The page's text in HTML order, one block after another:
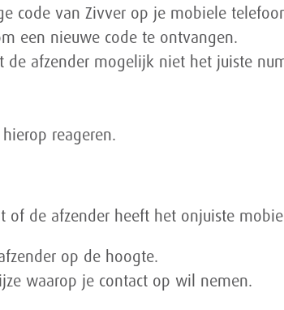
code van Zivver op je mobiele
een nieuwe code te ontvangen.
afzender mogelijk niet het juiste
reageren.
de afzender heeft het onjuiste
op de hoogte.
waarop je contact op wil nemen.